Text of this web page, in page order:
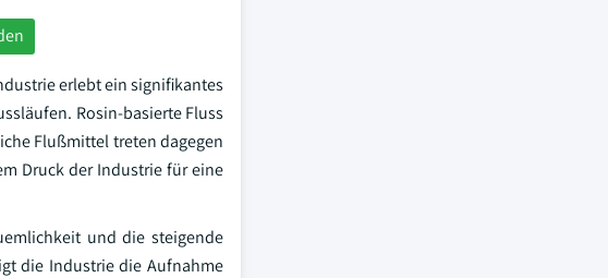
erlebt ein signifikantes
Rosin-basierte Fluss
Flußmittel treten dagegen
Druck der Industrie für eine
und die steigende
die Industrie die Aufnahme